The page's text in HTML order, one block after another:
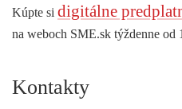
Kúpte si digitálne
na weboch SME.sk týždenne od
Kontakty